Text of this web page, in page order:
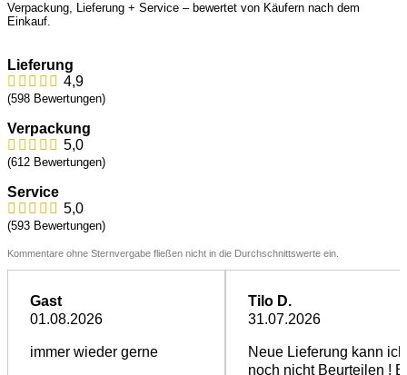
Wie und wie lange kann ich Wein + Sekt lagern?
Wie sind die Weinflaschen verschlossen?
Warum enthalten die Weine Sulfite?
Verpackung, Lieferung + Service – bewertet von Käufern nach dem
Einkauf.
Lieferung
4,9
(598 Bewertungen)
Verpackung
5,0
(612 Bewertungen)
Service
5,0
(593 Bewertungen)
Kommentare ohne Sternvergabe fließen nicht in die Durchschnittswerte ein.
Gast
01.08.2026
immer wieder gerne
Tilo D.
31.07.2026
Neue Lieferung kann ich
noch nicht Beurteilen !